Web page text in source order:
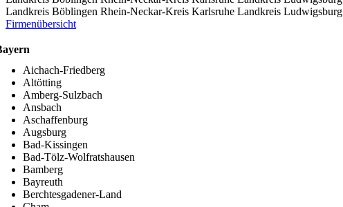
Landkreis Böblingen Rhein-Neckar-Kreis Karlsruhe Landkreis Ludwigsburg
Firmenübersicht
Aichach-Friedberg
Altötting
Amberg-Sulzbach
Ansbach
Aschaffenburg
Augsburg
Bad-Kissingen
Bad-Tölz-Wolfratshausen
Bamberg
Bayreuth
Berchtesgadener-Land